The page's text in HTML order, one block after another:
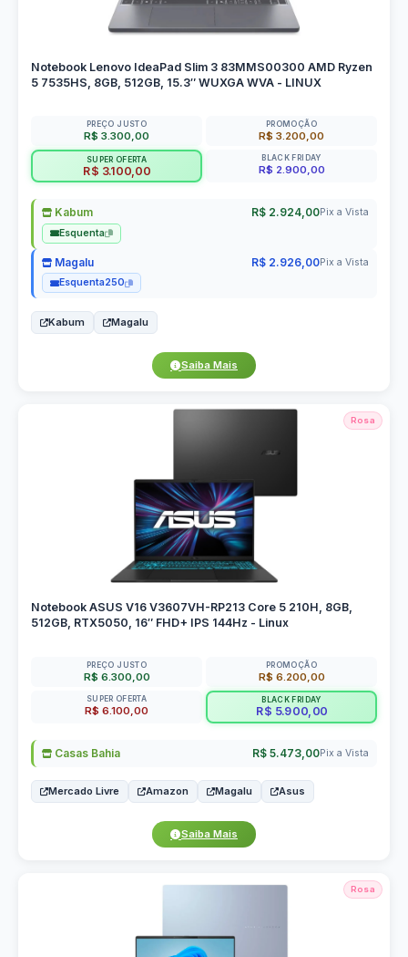
Notebook Lenovo IdeaPad Slim 3 83MMS00300 AMD Ryzen
5 7535HS, 8GB, 512GB, 15.3″ WUXGA WVA - LINUX
PREÇO JUSTO
R$ 3.300,00
PROMOÇÃO
R$ 3.200,00
SUPER OFERTA
R$ 3.100,00
BLACK FRIDAY
R$ 2.900,00
Kabum R$ 2.924,00Pix a Vista
Esquenta
Magalu R$ 2.926,00Pix a Vista
Esquenta250
Kabum Magalu
Saiba Mais
Rosa
Notebook ASUS V16 V3607VH-RP213 Core 5 210H, 8GB,
512GB, RTX5050, 16″ FHD+ IPS 144Hz - Linux
PREÇO JUSTO
R$ 6.300,00
PROMOÇÃO
R$ 6.200,00
SUPER OFERTA
R$ 6.100,00
BLACK FRIDAY
R$ 5.900,00
Casas Bahia R$ 5.473,00Pix a Vista
Mercado Livre Amazon Magalu Asus
Saiba Mais
Rosa